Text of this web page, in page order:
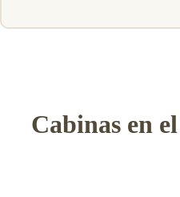
Cabinas en